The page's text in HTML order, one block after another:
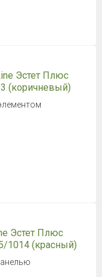
Эстет Плюс
(коричневый)
Эстет Плюс
1014 (красный)